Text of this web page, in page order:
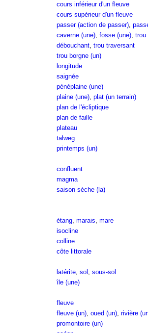
cours inférieur d'un fleuve
cours supérieur d'un fleuve
passer (action de passer),
caverne (une), fosse (une), trou
débouchant, trou traversant
trou borgne (un)
longitude
saignée
pénéplaine (une)
plaine (une), plat (un terrain)
plan de l'écliptique
plan de faille
plateau
talweg
printemps (un)
confluent
magma
saison sèche (la)
étang, marais, mare
isocline
colline
côte littorale
latérite, sol , sous-sol
île (une)
fleuve
fleuve (un), oued (un), rivière
promontoire (un)